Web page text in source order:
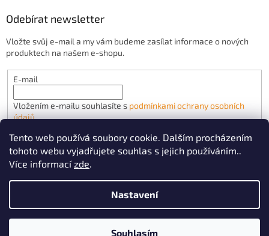
Tento web používá soubory cookie. Dalším procházením
tohoto webu vyjadřujete souhlas s jejich používáním..
Více informacízde.
Nastavení
Souhlasím
Odebírat newsletter
Vložte svůj e-mail a my vám budeme zasílat informace o nových
produktech na našem e-shopu.
E-mail
Vložením e-mailu souhlasíte s podmínkami ochrany osobních
údajů
PŘIHLÁSIT SE
Vytvořil Shoptet